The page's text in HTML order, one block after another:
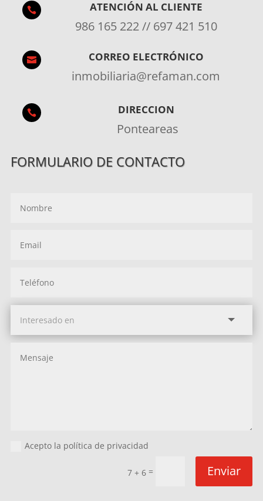
 ATENCIÓN AL CLIENTE
986 165 222 // 697 421 510
 CORREO ELECTRÓNICO
inmobiliaria@refaman.com
 DIRECCION
Ponteareas
FORMULARIO DE CONTACTO
Acepto la política de privacidad
7 + 6 = Enviar